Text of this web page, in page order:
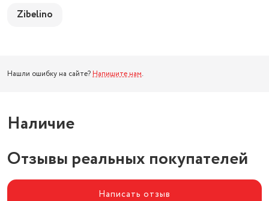
Zibelino
Нашли ошибку на сайте? Напишите нам.
Наличие
Отзывы реальных покупателей
Написать отзыв